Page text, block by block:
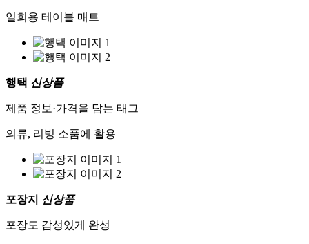
일회용 테이블 매트
행택 신상품
제품 정보·가격을 담는 태그
의류, 리빙 소품에 활용
포장지 신상품
포장도 감성있게 완성